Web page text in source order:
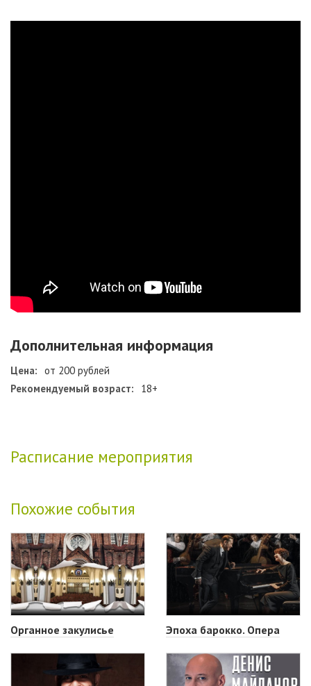
Дополнительная информация
Цена: от 200 рублей
Рекомендуемый возраст:
18+
Расписание мероприятия
Похожие события
Органное закулисье Эпоха барокко. Опера